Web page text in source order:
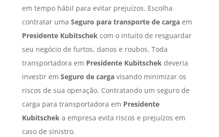
em tempo hábil para evitar prejuízos. Escolha
contratar uma Seguro para transporte de cargaem
Presidente Kubitschekcom o intuito de resguardar
seu negócio de furtos, danos e roubos. Toda
transportadora em Presidente Kubitschekdeveria
investir em Seguro de cargavisando minimizar os
riscos de sua operação. Contratando um seguro de
carga para transportadora em Presidente
Kubitscheka empresa evita riscos e prejuízos em
caso de sinistro.